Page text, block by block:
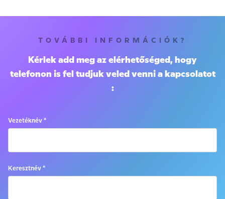
TOVÁBBI INFORMÁCIÓK?
Kérlek add meg az elérhetőséged, hogy
telefonon is fel tudjuk veled venni a kapcsolatot
:
Vezetéknév *
Keresztnév *